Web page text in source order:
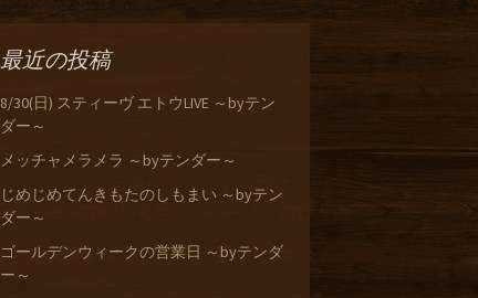
最近の投稿
8/30(日) スティーヴ エトウLIVE ～byテン
ダー～
メッチャメラメラ ～byテンダー～
じめじめてんきもたのしもまい ～byテン
ダー～
ゴールデンウィークの営業日 ～byテンダ
ー～